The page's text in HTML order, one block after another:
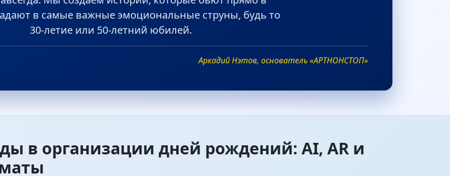
в самые важные эмоциональные струны, будь то
30-летие или 50-летний юбилей.
Аркадий Нэтов, основатель «АРТНОНСТОП»
в организации дней рождений: AI, AR и